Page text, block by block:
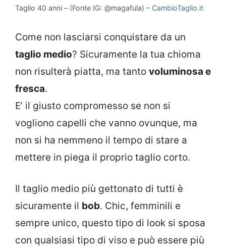
Taglio 40 anni – (Fonte IG: @magafula) – CambioTaglio.it
Come non lasciarsi conquistare da un
taglio medio? Sicuramente la tua chioma
non risulterà piatta, ma tanto voluminosa e
fresca.
E’ il giusto compromesso se non si
vogliono capelli che vanno ovunque, ma
non si ha nemmeno il tempo di stare a
mettere in piega il proprio taglio corto.
Il taglio medio più gettonato di tutti è
sicuramente il bob. Chic, femminili e
sempre unico, questo tipo di look si sposa
con qualsiasi tipo di viso e può essere più